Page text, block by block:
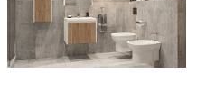
В избранное Под заказ